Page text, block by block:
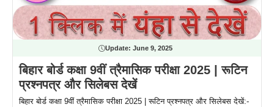
Update: June 9, 2025
बिहार बोर्ड कक्षा 9वीं त्रैमासिक परीक्षा 2025 | रूटिन
प्रश्नपत्र और सिलेबस देखें
बिहार बोर्ड कक्षा 9वीं त्रैमासिक परीक्षा 2025 | रूटिन प्रश्नपत्र और सिलेबस देखें:-